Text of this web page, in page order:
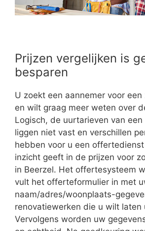
Prijzen vergelijken is
besparen
U zoekt een aannemer voor
en wilt graag meer weten over
Logisch, de uurtarieven van een
liggen niet vast en verschillen
hebben voor u een
inzicht geeft in de prijzen voor
in Beerzel. Het offertesysteem
vult het offerteformulier in met
naam/adres/woonplaats-
renovatiewerken die u wilt laten
Vervolgens worden uw